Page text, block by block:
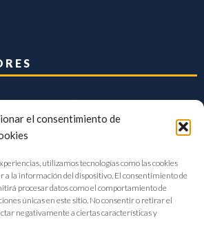
el consentimiento de
utilizamos tecnologías como las cookies
a la información del dispositivo. El consentimiento de
procesar datos como el comportamiento de
únicas en este sitio. No consentir o retirar el
negativamente a ciertas características y